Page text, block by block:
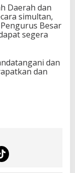
Daerah dan
simultan,
Besar
segera
dan
dan